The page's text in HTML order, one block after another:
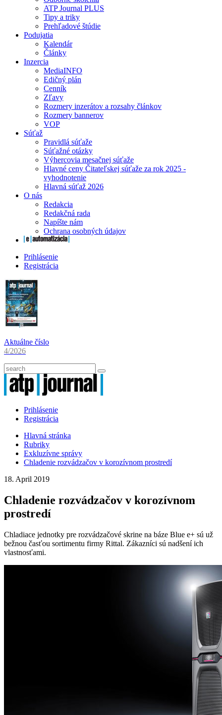
ATP Journal PLUS
Tipy a triky
Prehľadové štúdie
Podujatia
Kalendár
Články
Inzercia
MediaINFO
Edičný plán
Cenník
Zľavy
Rozmery inzerátov a rozsahy článkov
Rozmery bannerov
VOP
Súťaž
Pravidlá súťaže
Súťažné otázky
Výhercovia mesačnej súťaže
Hlavné ceny Čitateľskej súťaže za rok 2025 -
vyhodnotenie
Hlavná súťaž 2026
O nás
Redakcia
Redakčná rada
Napíšte nám
Ochrana osobných údajov
Prihlásenie
Registrácia
Aktuálne číslo
4/2026
Prihlásenie
Registrácia
Hlavná stránka
Rubriky
Exkluzívne správy
Chladenie rozvádzačov v korozívnom prostredí
18. April 2019
Chladenie rozvádzačov v korozívnom
prostredí
Chladiace jednotky pre rozvádzačové skrine na báze Blue e+ sú už
bežnou časťou sortimentu firmy Rittal. Zákazníci sú nadšení ich
vlastnosťami.